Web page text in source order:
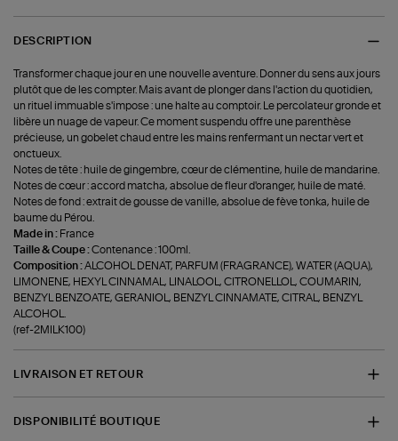
DESCRIPTION
Transformer chaque jour en une nouvelle aventure. Donner du sens aux jours
plutôt que de les compter. Mais avant de plonger dans l'action du quotidien,
un rituel immuable s'impose : une halte au comptoir. Le percolateur gronde et
libère un nuage de vapeur. Ce moment suspendu offre une parenthèse
précieuse, un gobelet chaud entre les mains renfermant un nectar vert et
onctueux.
Notes de tête : huile de gingembre, cœur de clémentine, huile de mandarine.
Notes de cœur : accord matcha, absolue de fleur d'oranger, huile de maté.
Notes de fond : extrait de gousse de vanille, absolue de fève tonka, huile de
baume du Pérou.
Made in : France
Taille & Coupe :Contenance : 100ml.
Composition :ALCOHOL DENAT, PARFUM (FRAGRANCE), WATER (AQUA),
LIMONENE, HEXYL CINNAMAL, LINALOOL, CITRONELLOL, COUMARIN,
BENZYL BENZOATE, GERANIOL, BENZYL CINNAMATE, CITRAL, BENZYL
ALCOHOL.
(ref-2MILK100)
LIVRAISON ET RETOUR
DISPONIBILITÉ BOUTIQUE